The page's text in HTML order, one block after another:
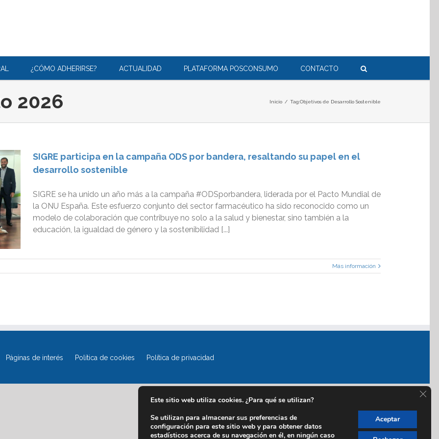
¿CÓMO ADHERIRSE? ACTUALIDAD PLATAFORMA POSCONSUMO CONTACTO
2026 Inicio / Tag:Objetivos de Desarrollo Sostenible
SIGRE participa en la campaña ODS por bandera, resaltando su papel en el
desarrollo sostenible
SIGRE se ha unido un año más a la campaña #ODSporbandera, liderada por el Pacto Mundial de
la ONU España. Este esfuerzo conjunto del sector farmacéutico ha sido reconocido como un
modelo de colaboración que contribuye no solo a la salud y bienestar, sino también a la
educación, la igualdad de género y la sostenibilidad [...]
Más información
Páginas de interés Política de cookies Política de privacidad
Este sitio web utiliza cookies. ¿Para qué se utilizan?
Se utilizan para almacenar sus preferencias de
configuración para este sitio web y para obtener datos
estadísticos acerca de su navegación en él, en ningún caso
Aceptar